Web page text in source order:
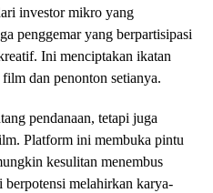
investor mikro yang
penggemar yang berpartisipasi
Ini menciptakan ikatan
dan penonton setianya.
pendanaan, tetapi juga
Platform ini membuka pintu
kesulitan menembus
melahirkan karya-